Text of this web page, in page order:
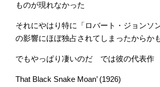
ものが現れなかった
それにやはり特に「ロバート・ジョンソ
の影響にほぼ独占されてしまったからか
でもやっぱり凄いのだ では彼の代表作
That Black Snake Moan’ (1926)